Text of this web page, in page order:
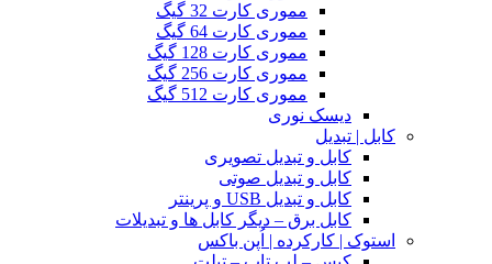
مموری کارت 32 گیگ
مموری کارت 64 گیگ
مموری کارت 128 گیگ
مموری کارت 256 گیگ
مموری کارت 512 گیگ
دیسک نوری
کابل | تبدیل
کابل و تبدیل تصویری
کابل و تبدیل صوتی
کابل و تبدیل USB و پرینتر
کابل برق – دیگر کابل ها و تبدیلات
استوک | کارکرده | اُپن باکس